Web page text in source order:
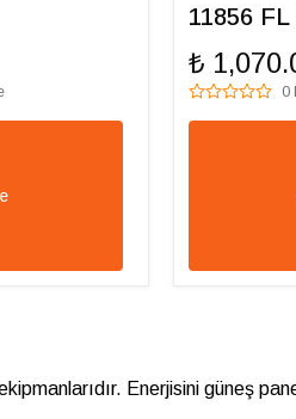
11856 FL
₺
0
Enerjisini güneş